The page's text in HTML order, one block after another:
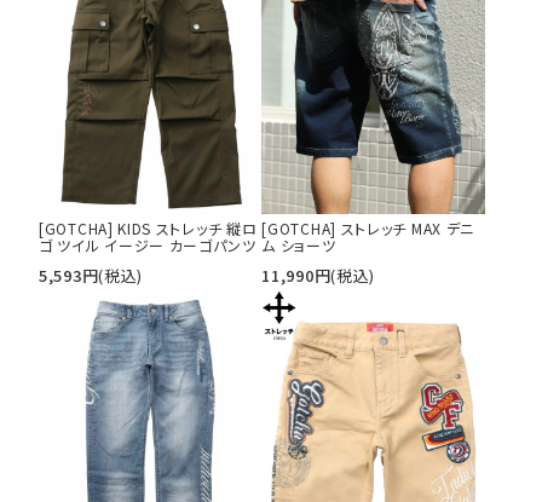
tune 絞り込んで検索する
[GOTCHA] KIDS ストレッチ 縦ロ
ゴ ツイル イージー カーゴパンツ
5,593円(税込)
[GOTCHA] ストレッチ MAX デニ
ム ショーツ
11,990円(税込)